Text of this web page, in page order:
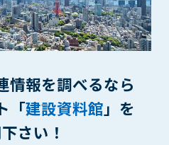
情報を調べるなら
「建設資料館」を
さい！
報及びダウンロードした情報
者に転売し、または転売のため
が以下に該当する、またはその
なく削除できるものとします。
条の定める禁止事項に該当する